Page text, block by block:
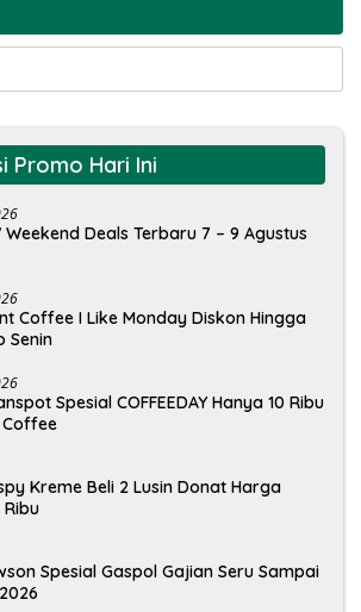
Promo Hari Ini
Weekend Deals Terbaru 7 – 9 Agustus
Coffee I Like Monday Diskon Hingga
Senin
Spesial COFFEEDAY Hanya 10 Ribu
Kreme Beli 2 Lusin Donat Harga
Ribu
Spesial Gaspol Gajian Seru Sampai